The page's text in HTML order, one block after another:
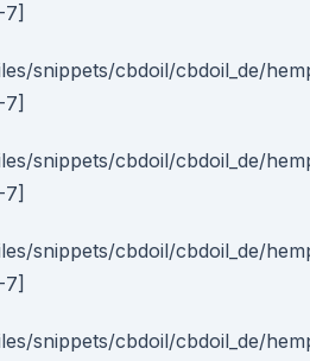
7]
snippets/cbdoil/cbdoil_de/
7]
snippets/cbdoil/cbdoil_de/
7]
snippets/cbdoil/cbdoil_de/
7]
snippets/cbdoil/cbdoil_de/